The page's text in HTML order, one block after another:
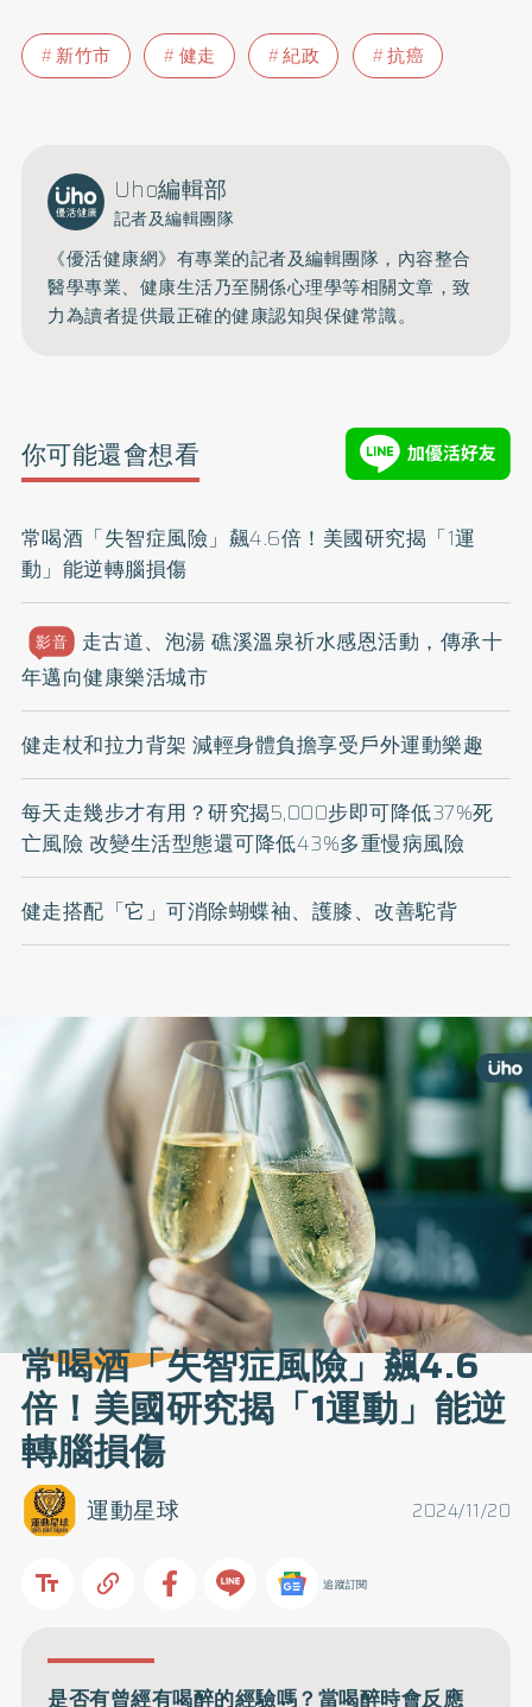
新竹市 健走 紀政 抗癌
Uho編輯部
記者及編輯團隊
《優活健康網》有專業的記者及編輯團隊，內容整合
醫學專業、健康生活乃至關係心理學等相關文章，致
力為讀者提供最正確的健康認知與保健常識。
你可能還會想看
常喝酒「失智症風險」飆4.6倍！美國研究揭「1運
動」能逆轉腦損傷
影音
走古道、泡湯 礁溪溫泉祈水感恩活動，傳承十
年邁向健康樂活城市
健走杖和拉力背架 減輕身體負擔享受戶外運動樂趣
每天走幾步才有用？研究揭5,000步即可降低37%死
亡風險 改變生活型態還可降低43%多重慢病風險
健走搭配「它」可消除蝴蝶袖、護膝、改善駝背
常喝酒「失智症風險」飆4.6
倍！美國研究揭「1運動」能逆
轉腦損傷
2024/11/20
運動星球
追蹤訂閱
是否有曾經有喝醉的經驗嗎？當喝醉時會反應